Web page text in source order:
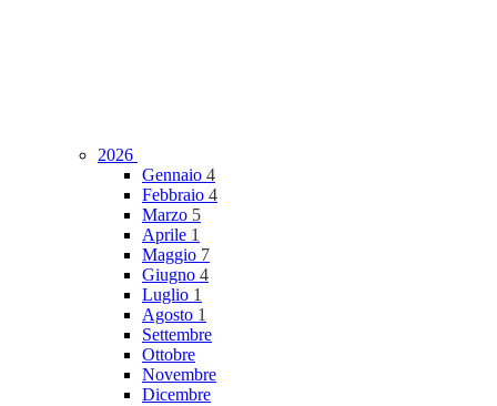
2026
Gennaio 4
Febbraio 4
Marzo 5
Aprile 1
Maggio 7
Giugno 4
Luglio 1
Agosto 1
Settembre
Ottobre
Novembre
Dicembre